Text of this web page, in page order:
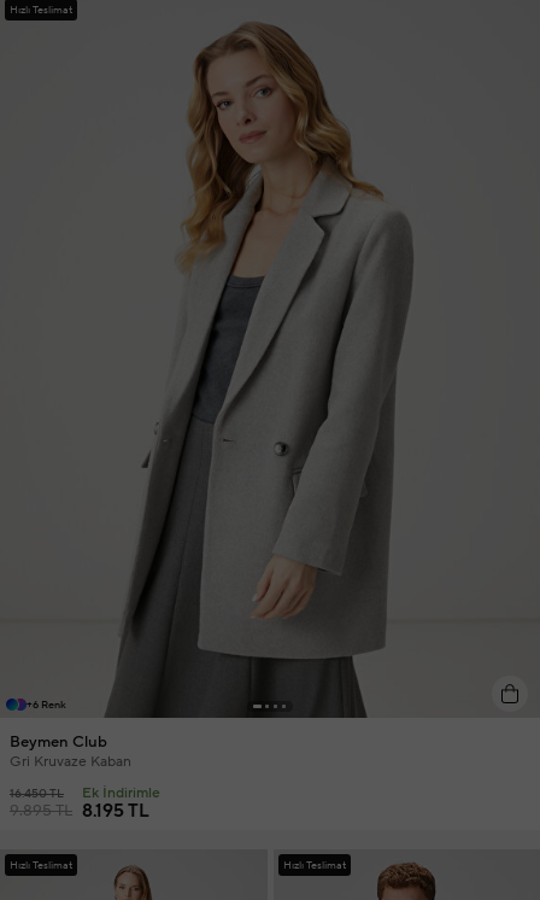
Hızlı Teslimat
+6 Renk
Beymen Club
Gri Kruvaze Kaban
16.450 TL
9.895 TL 8.195 TL
Ek İndirimle
Hızlı Teslimat Hızlı Teslimat